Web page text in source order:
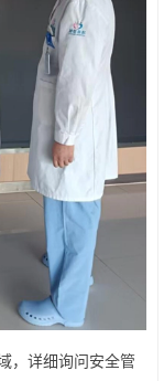
，详细询问安全管